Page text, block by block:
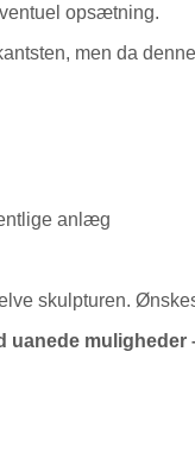
opsætning.
men da
anlæg
skulpturen.
uanede